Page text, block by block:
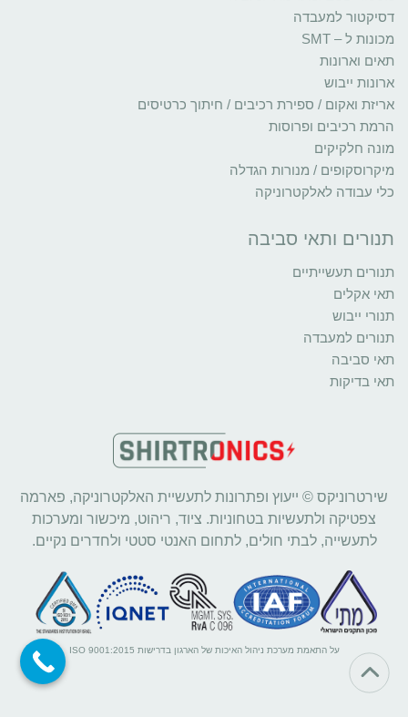
דסיקטור למעבדה
מכונות ל – SMT
תאים וארונות
ארונות ייבוש
אריזת ואקום / ספירת רכיבים / חיתוך כרטיסים
הרמת רכיבים ופרוסות
מונה חלקיקים
מיקרוסקופים / מנורות הגדלה
כלי עבודה לאלקטרוניקה
תנורים ותאי סביבה
תנורים תעשייתיים
תאי אקלים
תנורי ייבוש
תנורים למעבדה
תאי סביבה
תאי בדיקות
שירטרוניקס © ייעוץ ופתרונות לתעשיית האלקטרוניקה, פארמה
צפטיקה ולתעשיות בטחוניות. ציוד, ריהוט, מיכשור ומערכות
לתעשייה, לבתי חולים, לתחום האנטי סטטי ולחדרים נקיים.
על התאמת מערכת ניהול האיכות של הארגון בדרישות ISO 9001:2015